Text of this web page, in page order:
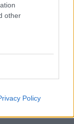
other
Policy
ο
Σπύρος